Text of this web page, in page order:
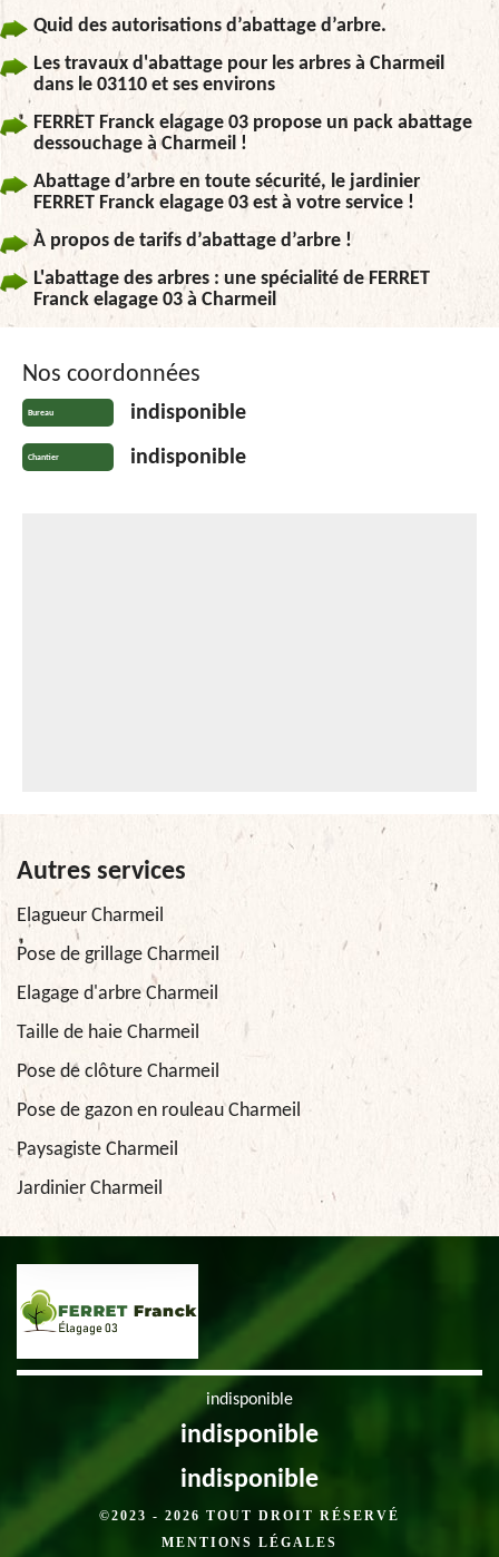
Quid des autorisations d’abattage d’arbre.
Les travaux d'abattage pour les arbres à Charmeil
dans le 03110 et ses environs
FERRET Franck elagage 03 propose un pack abattage
dessouchage à Charmeil !
Abattage d’arbre en toute sécurité, le jardinier
FERRET Franck elagage 03 est à votre service !
À propos de tarifs d’abattage d’arbre !
L'abattage des arbres : une spécialité de FERRET
Franck elagage 03 à Charmeil
Nos coordonnées
Bureau indisponible
Chantier indisponible
Autres services
Elagueur Charmeil
Pose de grillage Charmeil
Elagage d'arbre Charmeil
Taille de haie Charmeil
Pose de clôture Charmeil
Pose de gazon en rouleau Charmeil
Paysagiste Charmeil
Jardinier Charmeil
indisponible
indisponible
indisponible
©2023 - 2026 TOUT DROIT RÉSERVÉ
MENTIONS LÉGALES